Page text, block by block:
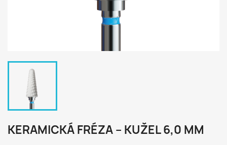
KERAMICKÁ FRÉZA – KUŽEL 6,0 MM